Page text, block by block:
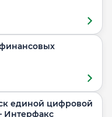
единой цифровой
платформы АПК в этом году — Интерфакс